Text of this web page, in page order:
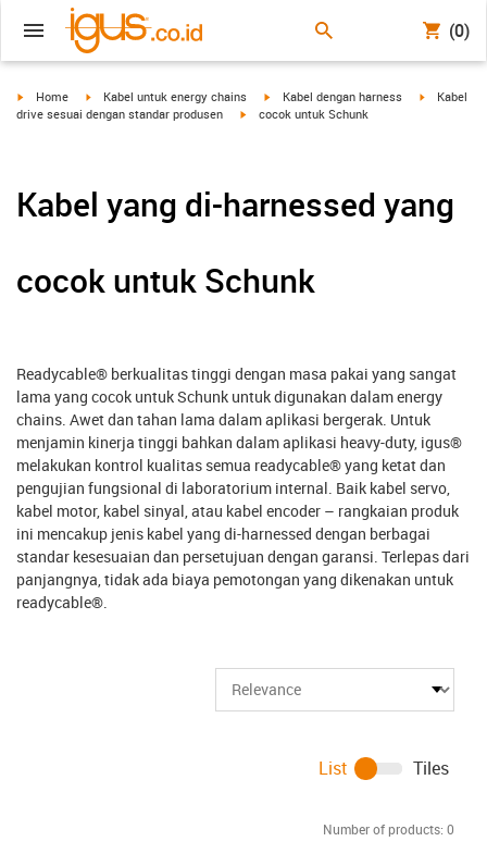
(0)
igus-icon-arrow-right
Home igus-icon-arrow-right
Kabel untuk energy chains igus-icon-arrow-right
Kabel dengan harness igus-icon-
Kabel
drive sesuai dengan standar produsen
igus-icon-arrow-right
cocok untuk Schunk
Kabel yang di-harnessed yang
cocok untuk Schunk
Readycable® berkualitas tinggi dengan masa pakai yang sangat
lama yang cocok untuk Schunk untuk digunakan dalam energy
chains. Awet dan tahan lama dalam aplikasi bergerak. Untuk
menjamin kinerja tinggi bahkan dalam aplikasi heavy-duty, igus®
melakukan kontrol kualitas semua readycable® yang ketat dan
pengujian fungsional di laboratorium internal. Baik kabel servo,
kabel motor, kabel sinyal, atau kabel encoder – rangkaian produk
ini mencakup jenis kabel yang di-harnessed dengan berbagai
standar kesesuaian dan persetujuan dengan garansi. Terlepas dari
panjangnya, tidak ada biaya pemotongan yang dikenakan untuk
readycable®.
Number of products: 0
List Tiles